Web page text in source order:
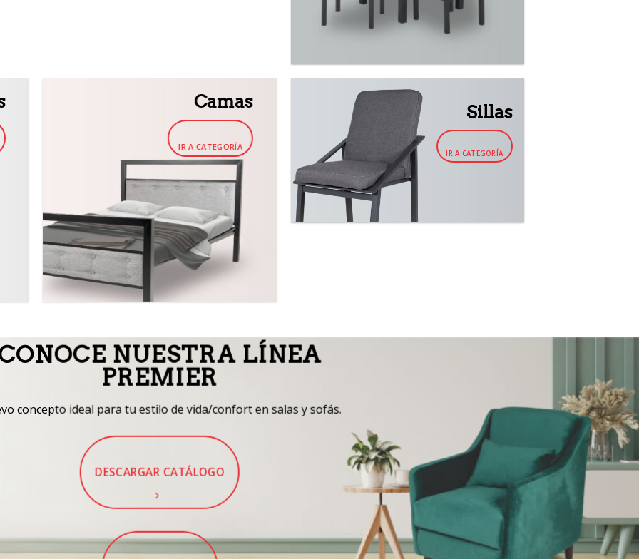
Camas
IR A CATEGORÍA
Sillas
IR A CATEGORÍA
NUESTRA LÍNEA
PREMIER
concepto ideal para tu estilo de vida/confort en salas y sofás.
DESCARGAR CATÁLOGO